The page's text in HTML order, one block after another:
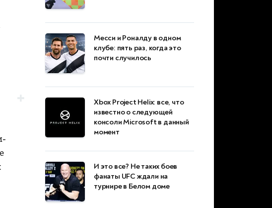
Месси и Роналду в одном
клубе: пять раз, когда это
почти случилось
Xbox Project Helix: все, что
известно о следующей
консоли Microsoft в данный
момент
И это все? Не таких боев
фанаты UFC ждали на
турнире в Белом доме